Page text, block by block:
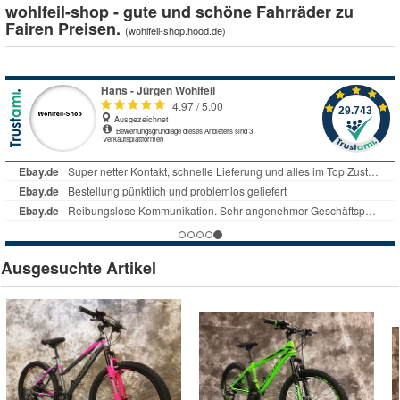
wohlfeil-shop - gute und schöne Fahrräder zu
Fairen Preisen. (wohlfeil-shop.hood.de)
Ausgesuchte Artikel